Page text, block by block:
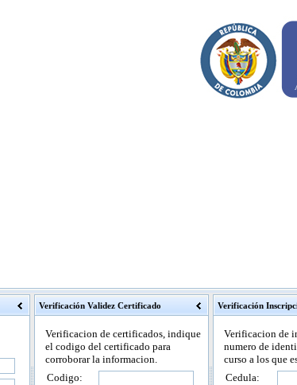
Verificación Validez Certificado
Verificacion de certificados, indique
el codigo del certificado para
corroborar la informacion.
Codigo:
Verificación
Verificacion de
numero de
curso a los que
Cedula: